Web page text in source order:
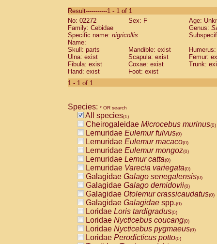
CebidaeSaguinus labiatus(0)
Cebidae Saguinus leucopus (0)
Cebidae
CebidaeSaguinus mystax
Cebidae Saguinus nigricollis (1)
Cebidae Saguinus oedipus
Cebidae Saguinus weddelli
Cebidae Saguinusspp.
Cebidae
CebidaeCebus capucinus
CebidaeCebus nigrivittatus
CebidaeCebus spp.(0)
CebidaeSaimiri boliviensis(0)
CebidaeSaimiri sciureus(0)
AtelidaeAlouatta caraya(0)
AtelidaeAlouatta fusca(0)
AtelidaeAlouatta seniculus(0)
AtelidaeAlouattaspp.(0)
AtelidaeAteles belzebuth(0)
AtelidaeAteles geoffroyi(0)
AtelidaeAteles paniscus(0)
AtelidaeAtelesspp.(0)
AtelidaeLagothrix lagothricha(0)
AtelidaeLagothrix lagothricha cana
PitheciidaeCacajao calvus
Result-----------1 - 1 of 1
No: 02272
Sex: F
Age:
Family: Cebidae
Genus:
Specific name: nigricollis
Name:
Skull: parts
Mandible: exist
Ulna: exist
Scapula: exist
Femur:
Fibula: exist
Coxae: exist
Trunk:
Hand: exist
Foot: exist
1 - 1 of 1
Species: * OR search
All species(1)
Cheirogaleidae Microcebus murinus(0)
Lemuridae Eulemur fulvus(0)
Lemuridae Eulemur macaco(0)
Lemuridae Eulemur mongoz(0)
Lemuridae Lemur catta(0)
Lemuridae Varecia variegata(0)
Galagidae Galago senegalensis(0)
Galagidae Galago demidovii(0)
Galagidae Otolemur crassicaudatus(0)
Galagidae Galagidae spp.(0)
Loridae Loris tardigradus(0)
Loridae Nycticebus coucang(0)
Loridae Nycticebus pygmaeus(0)
Loridae Perodicticus potto(0)